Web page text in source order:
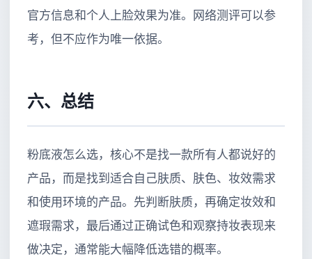
官方信息和个人上脸效果为准。网络测评可以参
考，但不应作为唯一依据。
六、总结
粉底液怎么选，核心不是找一款所有人都说好的
产品，而是找到适合自己肤质、肤色、妆效需求
和使用环境的产品。先判断肤质，再确定妆效和
遮瑕需求，最后通过正确试色和观察持妆表现来
做决定，通常能大幅降低选错的概率。